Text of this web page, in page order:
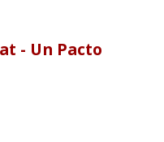
- Un Pacto